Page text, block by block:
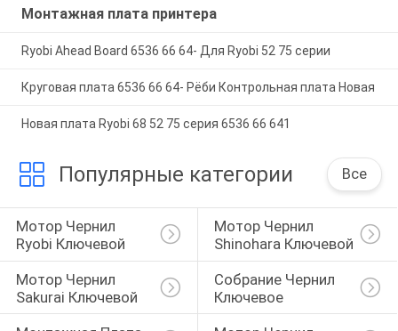
Монтажная плата принтера
Ryobi Ahead Board 6536 66 64- Для Ryobi 52 75 серии
Круговая плата 6536 66 64- Рёби Контрольная плата Новая
Новая плата Ryobi 68 52 75 серия 6536 66 641
Популярные категории Все
Мотор Чернил
Ryobi Ключевой
Мотор Чернил
Shinohara Ключевой
Мотор Чернил
Sakurai Ключевой
Собрание Чернил
Ключевое